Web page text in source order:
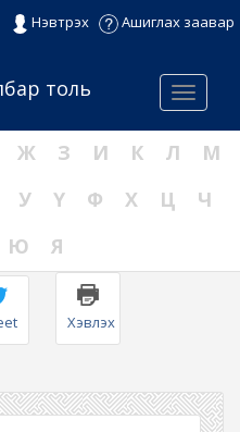
Нэвтрэх Ашиглах заавар
Menu
толь
Ж З И К Л
М
У Ү Ф Х Ц
Ч
Ю Я
Хэвлэх